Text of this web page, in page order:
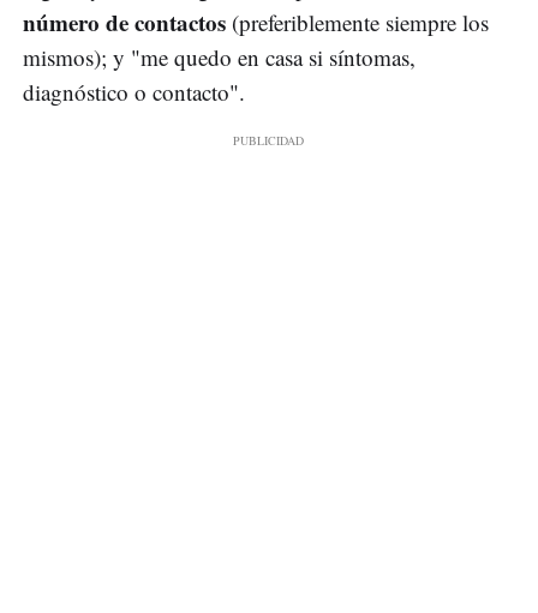
número de contactos (preferiblemente siempre los
mismos); y "me quedo en casa si síntomas,
diagnóstico o contacto".